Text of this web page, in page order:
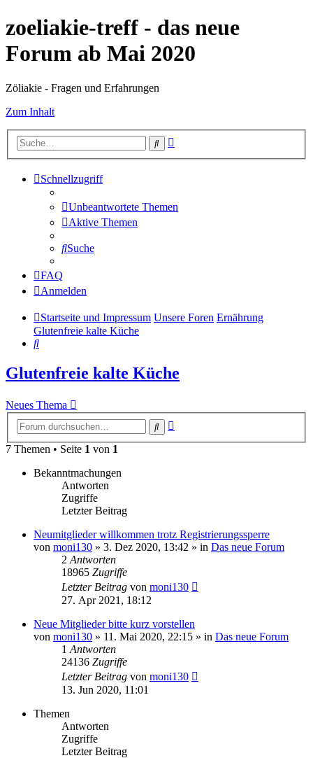
zoeliakie-treff - das neue
Forum ab Mai 2020
Zöliakie - Fragen und Erfahrungen
Zum Inhalt
Suche
Schnellzugriff
Unbeantwortete Themen
Aktive Themen
Suche
FAQ
Anmelden
Startseite und Impressum Unsere Foren Ernährung
Glutenfreie kalte Küche
Suche
Glutenfreie kalte Küche
Neues Thema
Suche
7 Themen • Seite 1 von 1
Bekanntmachungen
Antworten
Zugriffe
Letzter Beitrag
Neumitglieder willkommen trotz Registrierungssperre
von moni130 » 3. Dez 2020, 13:42 » in Das neue Forum
2 Antworten
18965 Zugriffe
Letzter Beitrag von moni130
27. Apr 2021, 18:12
Neue Mitglieder bitte kurz vorstellen
von moni130 » 11. Mai 2020, 22:15 » in Das neue Forum
1 Antworten
24136 Zugriffe
Letzter Beitrag von moni130
13. Jun 2020, 11:01
Themen
Antworten
Zugriffe
Letzter Beitrag